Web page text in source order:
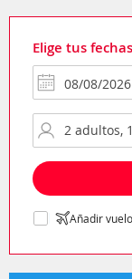
Elige tus fechas
Añadir vuelo